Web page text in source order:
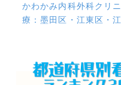
かわかみ内科外科クリ
療：墨田区・江東区・江